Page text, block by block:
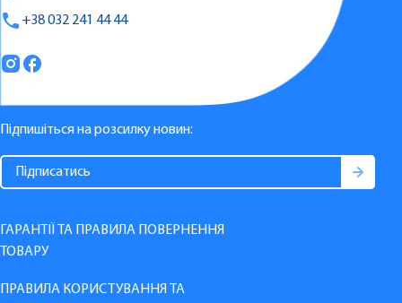
+38 032 241 44 44
Підпишіться на розсилку новин:
ГАРАНТІЇ ТА ПРАВИЛА ПОВЕРНЕННЯ
ТОВАРУ
ПРАВИЛА КОРИСТУВАННЯ ТА